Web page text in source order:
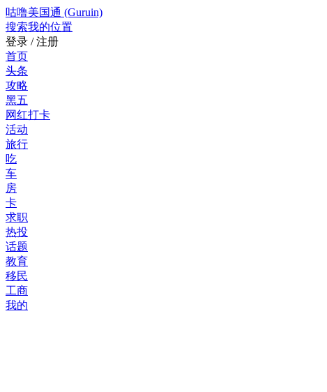
咕噜美国通 (Guruin)
搜索我的位置
登录 / 注册
首页
头条
攻略
黑五
网红打卡
活动
旅行
吃
车
房
卡
求职
热投
话题
教育
移民
工商
我的